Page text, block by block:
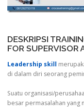
DESKRIPSI
FOR SUPERVISOR
Leadership skill
di dalam diri seorang
Suatu organisasi/
besar permasalahan yang